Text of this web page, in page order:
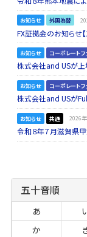
お知らせ 外国為替
FX証拠金のお知らせ
お知らせ コーポレートフ
株式会社and USが上
お知らせ コーポレートフ
株式会社and USが
お知らせ 共通 2026
令和８年７月滋賀県
五十音順
あ
か